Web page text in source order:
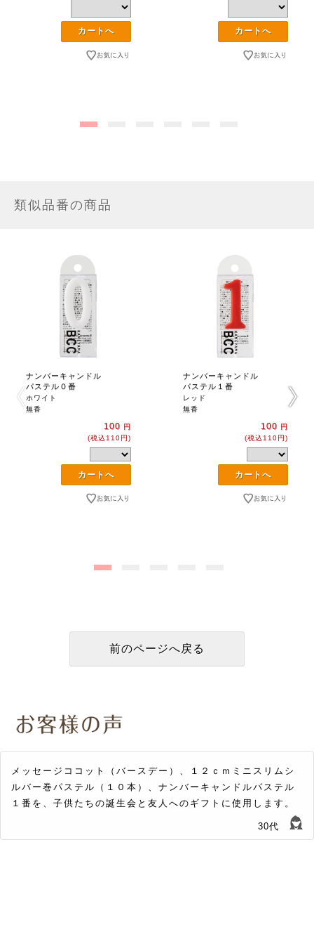
類似品番の商品
ナンバーキャンドル
パステル０番
ホワイト
無香
100 円
(税込110円)
ナンバーキャンドル
パステル１番
レッド
無香
100 円
(税込110円)
メッセージココット（バースデー）、１２ｃｍミニスリムシ
ルバー巻パステル（１０本）、ナンバーキャンドルパステル
１番を、子供たちの誕生会と友人へのギフトに使用します。
30代